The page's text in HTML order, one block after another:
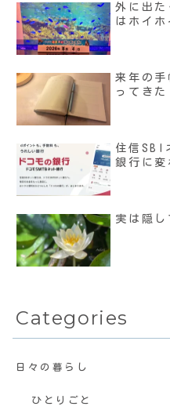
外に出た
はホイホ
来年の手
ってきた
住信SBI
銀行に変
実は隠し
Categories
日々の暮らし
ひとりごと